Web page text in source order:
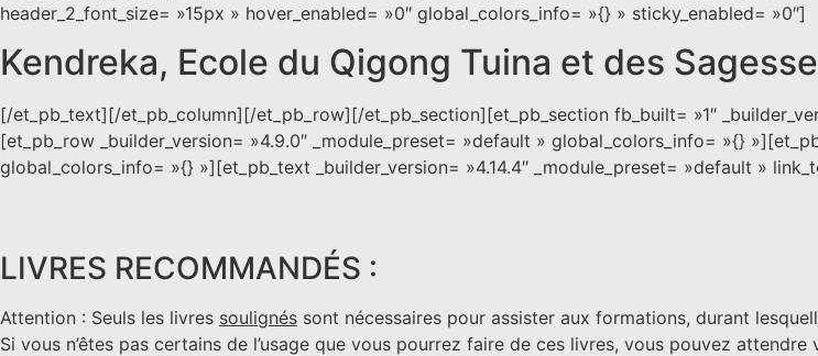
header_2_font_size= »15px » hover_enabled= »0″ global_colors_info= »{} » sticky_enabled= »0″]
Kendreka, Ecole du Qigong Tuina et des
[/et_pb_text][/et_pb_column][/et_pb_row][/et_pb_section][et_pb_section fb_built= »1″
[et_pb_row _builder_version= »4.9.0″ _module_preset= »default » global_colors_info= »{}
global_colors_info= »{} »][et_pb_text _builder_version= »4.14.4″ _module_preset= »default »
LIVRES RECOMMANDÉS :
Attention : Seuls les livres soulignés sont nécessaires pour assister aux formations, durant
Si vous n’êtes pas certains de l’usage que vous pourrez faire de ces livres, vous pouvez